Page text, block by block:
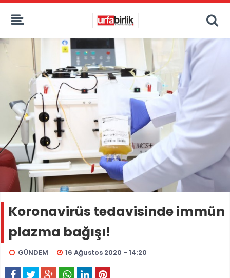
Koronavirüs tedavisinde immün
plazma bağışı!
GÜNDEM 16 Ağustos 2020 - 14:20